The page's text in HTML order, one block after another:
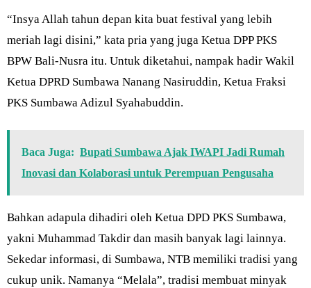
“Insya Allah tahun depan kita buat festival yang lebih
meriah lagi disini,” kata pria yang juga Ketua DPP PKS
BPW Bali-Nusra itu. Untuk diketahui, nampak hadir Wakil
Ketua DPRD Sumbawa Nanang Nasiruddin, Ketua Fraksi
PKS Sumbawa Adizul Syahabuddin.
Baca Juga: Bupati Sumbawa Ajak IWAPI Jadi Rumah
Inovasi dan Kolaborasi untuk Perempuan Pengusaha
Bahkan adapula dihadiri oleh Ketua DPD PKS Sumbawa,
yakni Muhammad Takdir dan masih banyak lagi lainnya.
Sekedar informasi, di Sumbawa, NTB memiliki tradisi yang
cukup unik. Namanya “Melala”, tradisi membuat minyak